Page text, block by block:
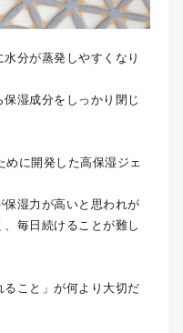
分が蒸発しやすくなり
湿成分をしっかり閉じ
に開発した高保湿ジェ
湿力が高いと思われが
毎日続けることが難し
こと」が何より大切だ